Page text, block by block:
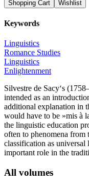
Keywords
Linguistics
Romance Studies
Linguistics
Enlightenment
Silvestre de Sacy‘s
intended as an
additional explanation in
would have to be »mis à
the linguistic education
often to phenomena from
classification as universal
important role in the
All volumes